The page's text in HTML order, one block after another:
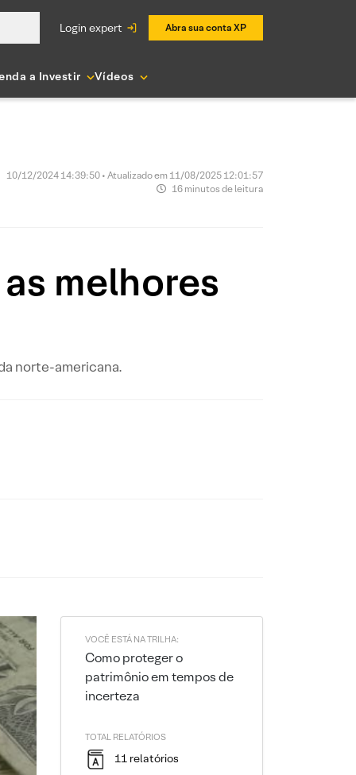
login expert Abra sua conta XP
a Investir Vídeos
10/12/2024 14:39:50 • Atualizado em 11/08/2025 12:01:57
16 minutos de leitura
melhores
norte-americana.
VOCÊ ESTÁ NA TRILHA:
Como proteger o
patrimônio em tempos de
incerteza
TOTAL RELATÓRIOS
11 relatórios